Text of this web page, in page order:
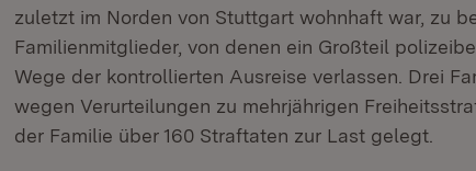
zuletzt im Norden von Stuttgart wohnhaft war, zu
Familienmitglieder, von denen ein Großteil
Wege der kontrollierten Ausreise verlassen. Drei
wegen Verurteilungen zu mehrjährigen
der Familie über 160 Straftaten zur Last gelegt.